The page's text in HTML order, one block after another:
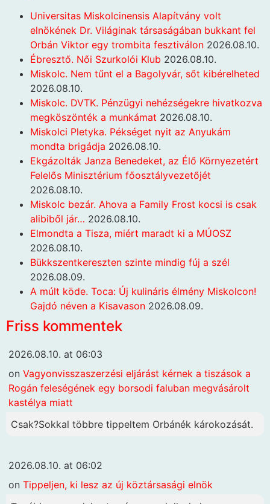
Universitas Miskolcinensis Alapítvány volt
elnökének Dr. Világinak társaságában bukkant fel
Orbán Viktor egy trombita fesztiválon 2026.08.10.
Ébresztő. Női Szurkolói Klub 2026.08.10.
Miskolc. Nem tűnt el a Bagolyvár, sőt kibérelheted
2026.08.10.
Miskolc. DVTK. Pénzügyi nehézségekre hivatkozva
megköszönték a munkámat 2026.08.10.
Miskolci Pletyka. Pékséget nyit az Anyukám
mondta brigádja 2026.08.10.
Ekgázolták Janza Benedeket, az Élő Környezetért
Felelős Minisztérium főosztályvezetőjét
2026.08.10.
Miskolc bezár. Ahova a Family Frost kocsi is csak
alibiből jár… 2026.08.10.
Elmondta a Tisza, miért maradt ki a MÚOSZ
2026.08.10.
Bükkszentkereszten szinte mindig fúj a szél
2026.08.09.
A múlt köde. Toca: Új kulináris élmény Miskolcon!
Gajdó néven a Kisavason 2026.08.09.
Friss kommentek
2026.08.10. at 06:03
on Vagyonvisszaszerzési eljárást kérnek a tiszások a
Rogán feleségének egy borsodi faluban megvásárolt
kastélya miatt
Csak?Sokkal többre tippeltem Orbánék károkozását.
2026.08.10. at 06:02
on Tippeljen, ki lesz az új köztársasági elnök